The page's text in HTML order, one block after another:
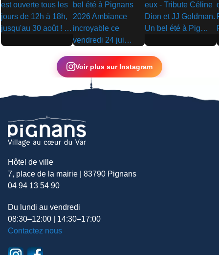
▶
▶
▶
Voir plus sur Instagram
Hôtel de ville
7, place de la mairie | 83790 Pignans
04 94 13 54 90
Du lundi au vendredi
08:30–12:00 | 14:30–17:00
Contactez nous